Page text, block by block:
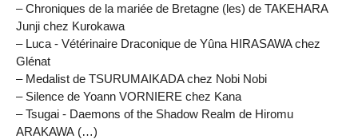
– Chroniques de la mariée de Bretagne (les) de TAKEHARA
Junji chez Kurokawa
– Luca - Vétérinaire Draconique de Yûna HIRASAWA chez
Glénat
– Medalist de TSURUMAIKADA chez Nobi Nobi
– Silence de Yoann VORNIERE chez Kana
– Tsugai - Daemons of the Shadow Realm de Hiromu
ARAKAWA (…)